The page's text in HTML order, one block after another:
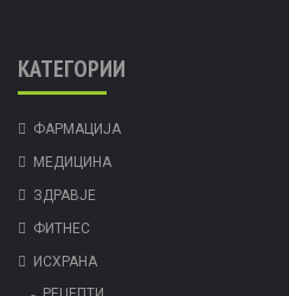
КАТЕГОРИИ
ФАРМАЦИЈА
МЕДИЦИНА
ЗДРАВЈЕ
ФИТНЕС
ИСХРАНА